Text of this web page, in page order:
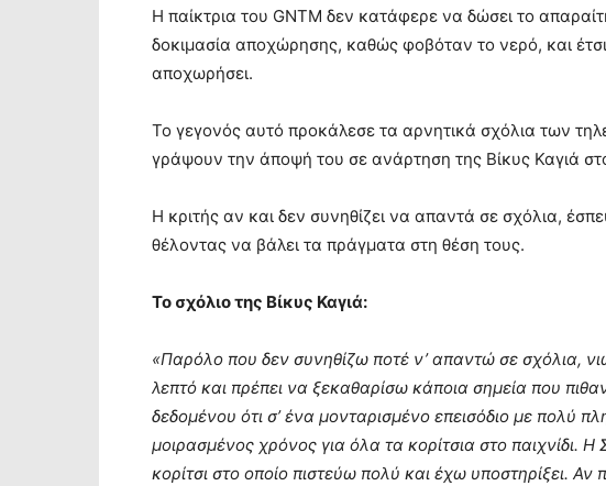
Η παίκτρια του GNTM δεν κατάφερε να δώσει το
δοκιμασία αποχώρησης, καθώς φοβόταν το νερό, και
αποχωρήσει.
Το γεγονός αυτό προκάλεσε τα αρνητικά σχόλια των
γράψουν την άποψή του σε ανάρτηση της Βίκυς Καγιά
Η κριτής αν και δεν συνηθίζει να απαντά σε σχόλια,
θέλοντας να βάλει τα πράγματα στη θέση τους.
Το σχόλιο της Βίκυς Καγιά:
«Παρόλο που δεν συνηθίζω ποτέ ν’ απαντώ σε σχόλια,
λεπτό και πρέπει να ξεκαθαρίσω κάποια σημεία που
δεδομένου ότι σ’ ένα μονταρισμένο επεισόδιο με πολύ
μοιρασμένος χρόνος για όλα τα κορίτσια στο παιχνίδι.
κορίτσι στο οποίο πιστεύω πολύ και έχω υποστηρίξει.